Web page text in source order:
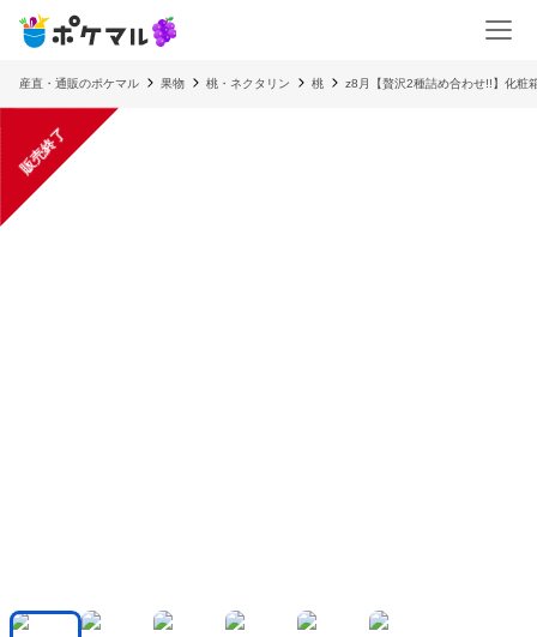
産直・通販のポケマル 果物 桃・ネクタリン 桃 z8月【贅沢2種詰め合わせ!!】化粧
販売終了